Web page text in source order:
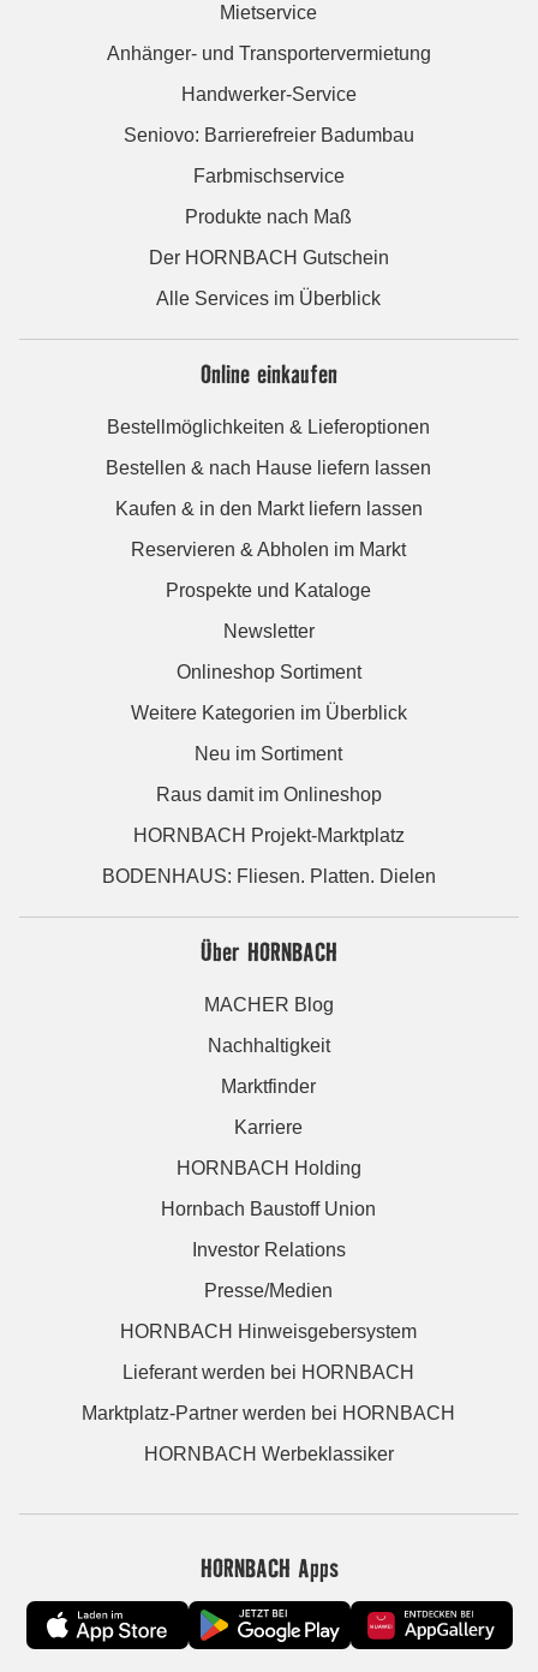
Mietservice
Anhänger- und Transportervermietung
Handwerker-Service
Seniovo: Barrierefreier Badumbau
Farbmischservice
Produkte nach Maß
Der HORNBACH Gutschein
Alle Services im Überblick
Online einkaufen
Bestellmöglichkeiten & Lieferoptionen
Bestellen & nach Hause liefern lassen
Kaufen & in den Markt liefern lassen
Reservieren & Abholen im Markt
Prospekte und Kataloge
Newsletter
Onlineshop Sortiment
Weitere Kategorien im Überblick
Neu im Sortiment
Raus damit im Onlineshop
HORNBACH Projekt-Marktplatz
BODENHAUS: Fliesen. Platten. Dielen
Über HORNBACH
MACHER Blog
Nachhaltigkeit
Marktfinder
Karriere
HORNBACH Holding
Hornbach Baustoff Union
Investor Relations
Presse/Medien
HORNBACH Hinweisgebersystem
Lieferant werden bei HORNBACH
Marktplatz-Partner werden bei HORNBACH
HORNBACH Werbeklassiker
HORNBACH Apps